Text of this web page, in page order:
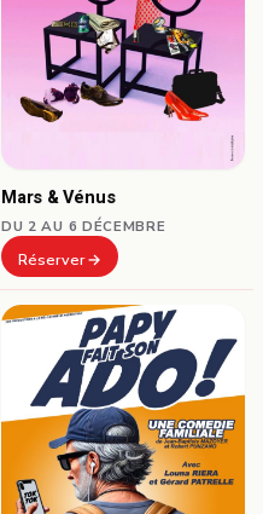
Mars & Vénus
DU 2 AU 6 DÉCEMBRE
Réserver